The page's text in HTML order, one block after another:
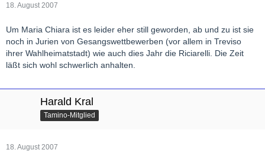
18. August 2007
Um Maria Chiara ist es leider eher still geworden, ab und zu ist sie
noch in Jurien von Gesangswettbewerben (vor allem in Treviso
ihrer Wahlheimatstadt) wie auch dies Jahr die Riciarelli. Die Zeit
läßt sich wohl schwerlich anhalten.
Harald Kral
Tamino-Mitglied
18. August 2007